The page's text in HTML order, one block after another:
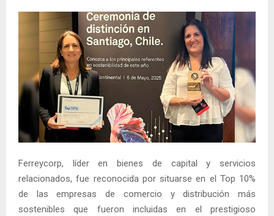
Ferreycorp, líder en bienes de capital y servicios
relacionados, fue reconocida por situarse en el Top 10%
de las empresas de comercio y distribución más
sostenibles que fueron incluidas en el prestigioso